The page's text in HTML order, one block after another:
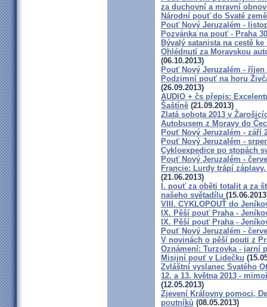
za duchovní a mravní
Národní pouť do Svaté
Pouť Nový Jeruzalém -
Pozvánka na pouť - Praha
Bývalý satanista na cestě
Ohlédnutí za Moravskou
(06.10.2013)
Pouť Nový Jeruzalém - říjen
Podzimní pouť na horu
(26.09.2013)
AUDIO + čs přepis:
Šaštíně (21.09.2013)
Zlatá sobota 2013 v
Autobusem z Moravy do
Pouť Nový Jeruzalém - září
Pouť Nový Jeruzalém -
Cykloexpedice po stopách
Pouť Nový Jeruzalém -
Francie: Lurdy trápí
(21.06.2013)
I. pouť za oběti totalit a za
našeho světadílu
VIII. CYKLOPOUŤ do
IX. Pěší pouť Praha -
IX. Pěší pouť Praha -
Pouť Nový Jeruzalém -
V novinách o pěší pouti z
Oznámení: Turzovka - jarní
Misijní pouť v Lidečku
Zvláštní vyslanec Svatého
12. a 13. května 2013 -
(12.05.2013)
Zjevení Královny pomoci,
poutníků (08.05.2013)